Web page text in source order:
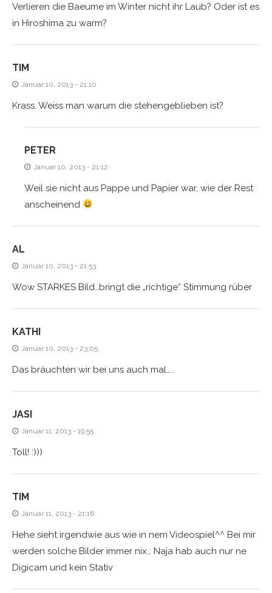
Verlieren die Baeume im Winter nicht ihr Laub? Oder ist es
in Hiroshima zu warm?
TIM
Januar 10, 2013 - 21:10
Krass. Weiss man warum die stehengeblieben ist?
PETER
Januar 10, 2013 - 21:12
Weil sie nicht aus Pappe und Papier war, wie der Rest
anscheinend
AL
Januar 10, 2013 - 21:53
Wow STARKES Bild…bringt die „richtige“ Stimmung rüber
KATHI
Januar 10, 2013 - 23:05
Das bräuchten wir bei uns auch mal…..
JASI
Januar 11, 2013 - 19:55
Toll! :)))
TIM
Januar 11, 2013 - 21:16
Hehe sieht irgendwie aus wie in nem Videospiel^^ Bei mir
werden solche Bilder immer nix… Naja hab auch nur ne
Digicam und kein Stativ